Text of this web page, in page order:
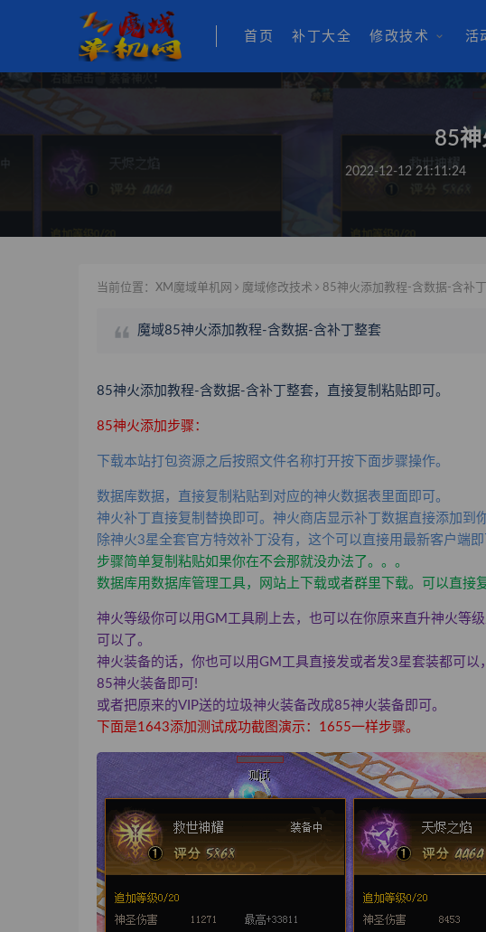
首页 补丁大全 修改技术 活
85
2022-12-12 21:11:24
当前位置： XM魔域单机网 魔域修改技术 85神火添加教程-含数据-含补
魔域85神火添加教程-含数据-含补丁整套
85神火添加教程-含数据-含补丁整套，直接复制粘贴即可。
85神火添加步骤：
下载本站打包资源之后按照文件名称打开按下面步骤操作。
数据库数据，直接复制粘贴到对应的神火数据表里面即可。
神火补丁直接复制替换即可。神火商店显示补丁数据直接添加到
除神火3星全套官方特效补丁没有，这个可以直接用最新客户端即
步骤简单复制粘贴如果你在不会那就没办法了。。。
数据库用数据库管理工具，网站上下载或者群里下载。可以直接
神火等级你可以用GM工具刷上去，也可以在你原来直升神火等
可以了。
神火装备的话，你也可以用GM工具直接发或者发3星套装都可
85神火装备即可!
或者把原来的VIP送的垃圾神火装备改成85神火装备即可。
下面是1643添加测试成功截图演示：1655一样步骤。